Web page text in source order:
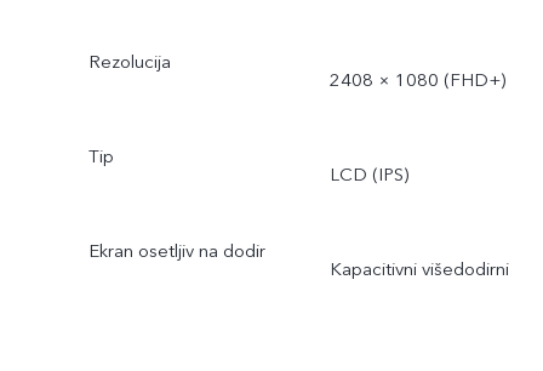
Rezolucija
2408 × 1080 (FHD+)
Tip
LCD (IPS)
Ekran osetljiv na dodir
Kapacitivni višedodirni